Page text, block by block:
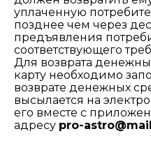
уплаченную
позднее чем через
предъявления
соответствующего
Для возврата
карту необходимо
возврате денежных
высылается на
его вместе с
адресу pro-